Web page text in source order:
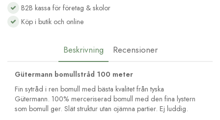
B2B kassa för företag & skolor
Köp i butik och online
Beskrivning Recensioner
Gütermann bomullstråd 100 meter
Fin sytråd i ren bomull med bästa kvalitet från tyska
Gütermann. 100% merceriserad bomull med den fina lystern
som bomull ger. Slät struktur utan ojämna partier. Ej luddig.